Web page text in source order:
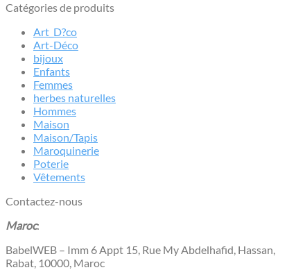
Catégories de produits
Art_D?co
Art-Déco
bijoux
Enfants
Femmes
herbes naturelles
Hommes
Maison
Maison/Tapis
Maroquinerie
Poterie
Vêtements
Contactez-nous
Maroc:
BabelWEB – Imm 6 Appt 15, Rue My Abdelhafid, Hassan,
Rabat, 10000, Maroc